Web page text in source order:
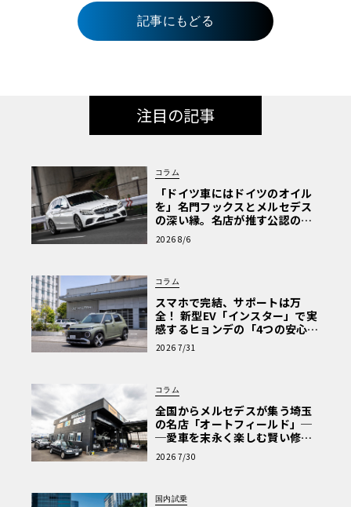
記事にもどる
注目の記事
コラム
「ドイツ車にはドイツのオイル
を」名門フックスとメルセデス
の深い縁。名店が推す公認の安
心と、Cクラスで味わうシルキー
な走り〈PR〉
2026 8/6
コラム
スマホで完結、サポートは万
全！ 新型EV「インスター」で実
感するヒョンデの「4つの安心」
【第1回・ヒョンデ6つの疑問：
Why? Hyundai?】〈PR〉
2026 7/31
コラム
全国からメルセデスが集う埼玉
の名店「オートフィールド」─
─愛車を末永く楽しむ賢い修理
術と、プロがフックス製オイル
を選ぶ理由〈PR〉
2026 7/30
国内試乗